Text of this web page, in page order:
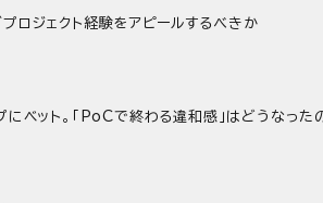
ロジェクト経験をアピールするべきか
にベット。｢PoCで終わる違和感｣はどうなっ